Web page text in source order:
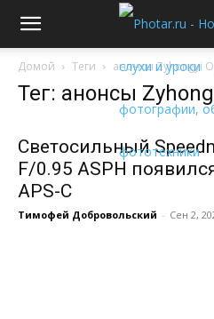
Домой Теги анонсы Zyhongyi
Тег: анонсы
Светосильный
F/0.95 ASPH
APS-C
Тимофей Добровольский - Сен 2,